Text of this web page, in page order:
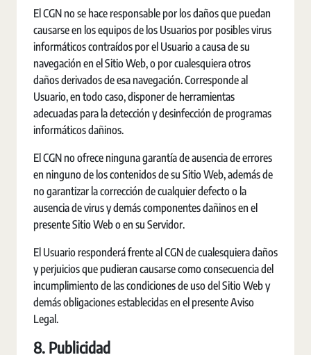
El CGN no se hace responsable por los daños que puedan
causarse en los equipos de los Usuarios por posibles virus
informáticos contraídos por el Usuario a causa de su
navegación en el Sitio Web, o por cualesquiera otros
daños derivados de esa navegación. Corresponde al
Usuario, en todo caso, disponer de herramientas
adecuadas para la detección y desinfección de programas
informáticos dañinos.
El CGN no ofrece ninguna garantía de ausencia de errores
en ninguno de los contenidos de su Sitio Web, además de
no garantizar la corrección de cualquier defecto o la
ausencia de virus y demás componentes dañinos en el
presente Sitio Web o en su Servidor.
El Usuario responderá frente al CGN de cualesquiera daños
y perjuicios que pudieran causarse como consecuencia del
incumplimiento de las condiciones de uso del Sitio Web y
demás obligaciones establecidas en el presente Aviso
Legal.
8. Publicidad